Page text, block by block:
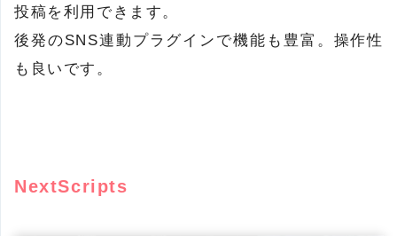
投稿を利用できます。
後発のSNS連動プラグインで機能も豊富。操作性
も良いです。
NextScripts